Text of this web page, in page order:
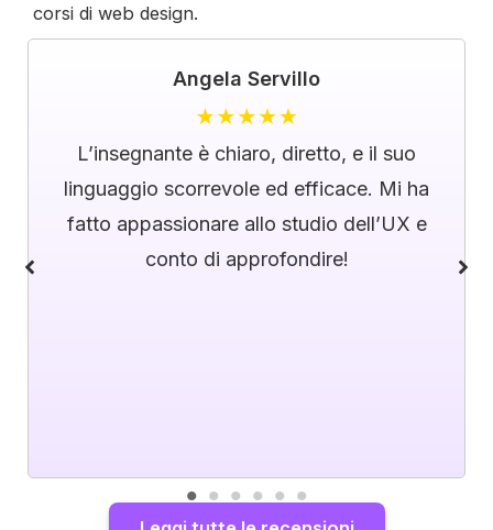
corsi di web design.
Angela Servillo
L’insegnante è chiaro, diretto, e il suo
linguaggio scorrevole ed efficace. Mi ha
fatto appassionare allo studio dell’UX e
conto di approfondire!